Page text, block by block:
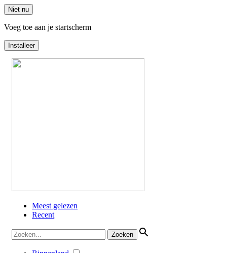
Niet nu
Voeg toe aan je startscherm
Installeer
Meest gelezen
Recent